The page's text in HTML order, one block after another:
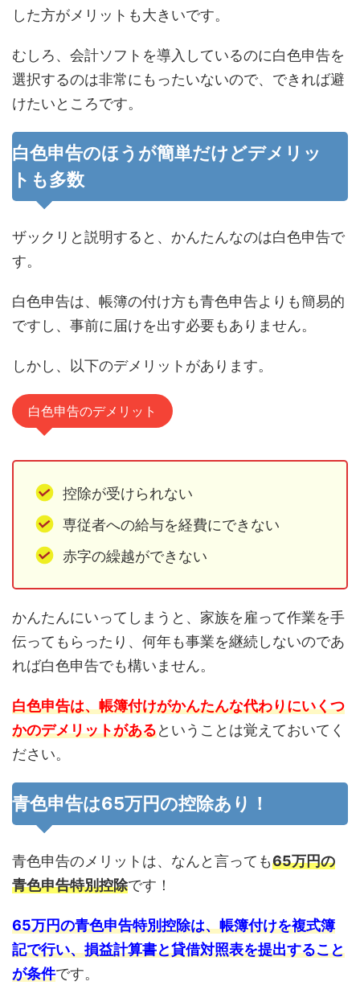
した方がメリットも大きいです。
むしろ、会計ソフトを導入しているのに白色申告を
選択するのは非常にもったいないので、できれば避
けたいところです。
白色申告のほうが簡単だけどデメリッ
トも多数
ザックリと説明すると、かんたんなのは白色申告で
す。
白色申告は、帳簿の付け方も青色申告よりも簡易的
ですし、事前に届けを出す必要もありません。
しかし、以下のデメリットがあります。
白色申告のデメリット
控除が受けられない
専従者への給与を経費にできない
赤字の繰越ができない
かんたんにいってしまうと、家族を雇って作業を手
伝ってもらったり、何年も事業を継続しないのであ
れば白色申告でも構いません。
白色申告は、帳簿付けがかんたんな代わりにいくつ
かのデメリットがあるということは覚えておいてく
ださい。
青色申告は65万円の控除あり！
青色申告のメリットは、なんと言っても65万円の
青色申告特別控除です！
65万円の青色申告特別控除は、帳簿付けを複式簿
記で行い、損益計算書と貸借対照表を提出すること
が条件です。